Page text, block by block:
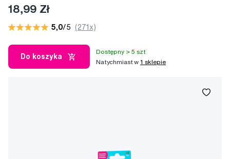
18,99 Zł
5,0/5 (271x)
Do koszyka
Dostępny > 5 szt
Natychmiast w1 sklepie